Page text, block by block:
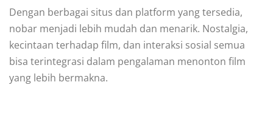
Dengan berbagai situs dan platform yang tersedia,
nobar menjadi lebih mudah dan menarik. Nostalgia,
kecintaan terhadap film, dan interaksi sosial semua
bisa terintegrasi dalam pengalaman menonton film
yang lebih bermakna.